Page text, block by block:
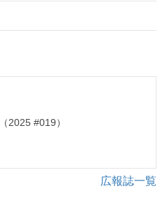
2025 #019）
広報誌一覧